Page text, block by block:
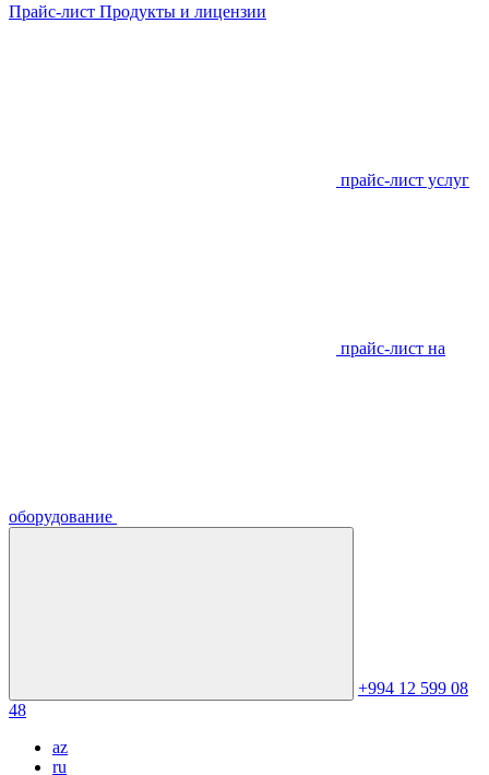
Прайс-лист Продукты и лицензии
прайс-лист услуг
прайс-лист на
оборудование
+994 12 599 08
48
az
ru